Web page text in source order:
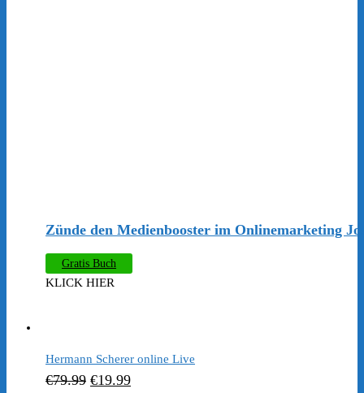
​Zünde den Medienbooster im Onlinemarketing
Gratis Buch
KLICK HIER
Hermann Scherer online Live
€79.99 Ursprünglicher
€19.99Aktueller